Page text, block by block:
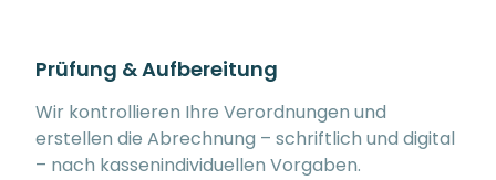
Prüfung & Aufbereitung
Wir kontrollieren Ihre Verordnungen und
erstellen die Abrechnung – schriftlich und digital
– nach kassenindividuellen Vorgaben.